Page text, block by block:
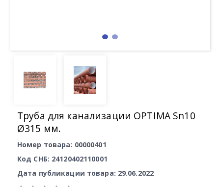
Труба для канализации OPTIMA Sn10
Ø315 мм.
Номер товара: 00000401
Код СНБ: 24120402110001
Дата публикации товара: 29.06.2022